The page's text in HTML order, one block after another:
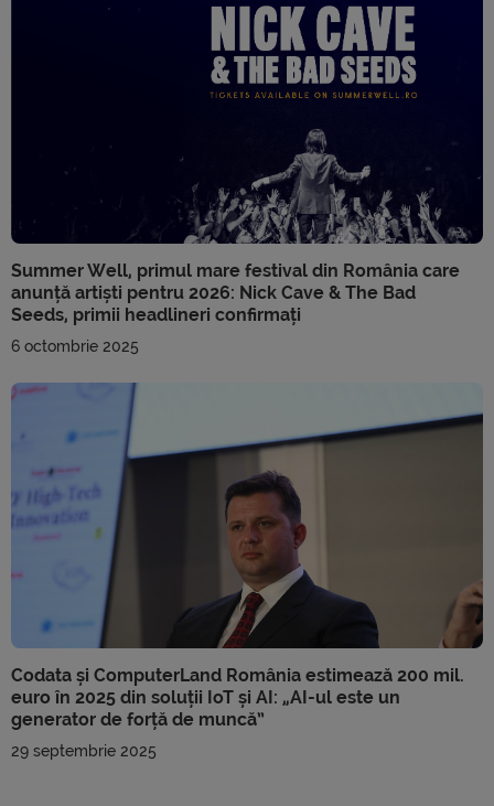
Summer Well, primul mare festival din România care
anunță artiști pentru 2026: Nick Cave & The Bad
Seeds, primii headlineri confirmați
6 octombrie 2025
Codata și ComputerLand România estimează 200 mil.
euro în 2025 din soluții IoT și AI: „AI-ul este un
generator de forță de muncă”
29 septembrie 2025